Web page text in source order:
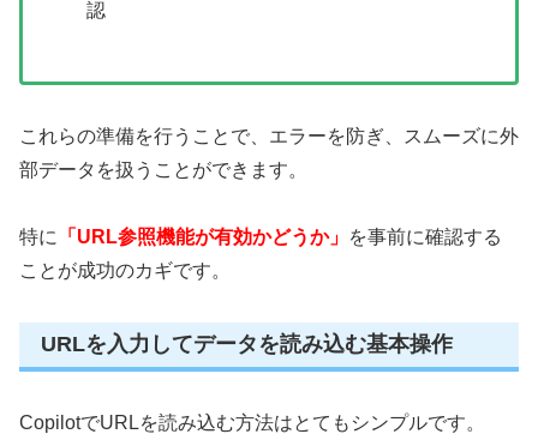
認
これらの準備を行うことで、エラーを防ぎ、スムーズに外
部データを扱うことができます。
特に 「URL参照機能が有効かどうか」 を事前に確認する
ことが成功のカギです。
URLを入力してデータを読み込む基本操作
CopilotでURLを読み込む方法はとてもシンプルです。